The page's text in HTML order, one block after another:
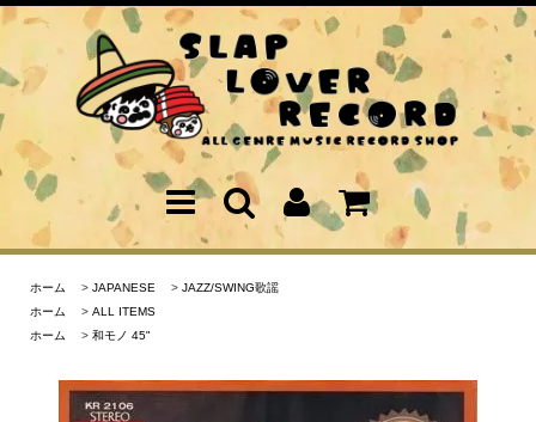
ホーム > JAPANESE > JAZZ/SWING歌謡
ホーム
> ALL ITEMS
ホーム
> 和モノ 45"